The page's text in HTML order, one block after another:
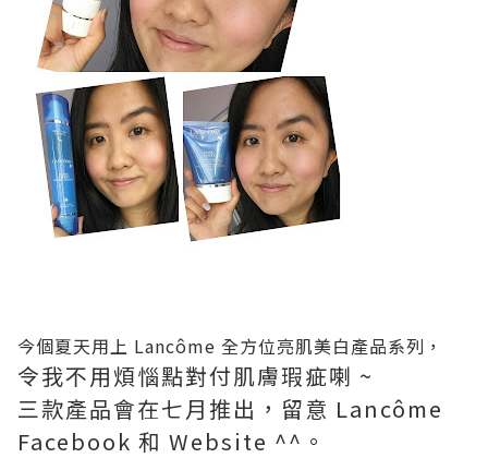
今個夏天用上 Lancôme 全方位亮肌美白產品系列，
令我不用煩惱點對付肌膚瑕疵喇 ~
三款產品會在七月推出，留意 Lancôme
Facebook 和 Website ^^。